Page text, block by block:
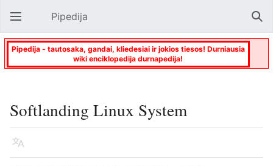
Atverti pagrindinį meniu Pipedija
Pipedija - tautosaka, gandai, kliedesiai ir jokios tiesos! Durniausia
wiki enciklopedija durnapedija!
Softlanding Linux System
Kalba